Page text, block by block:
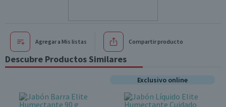
Agregar a Mis listas Compartir producto
Descubre Productos Similares
Exclusivo online